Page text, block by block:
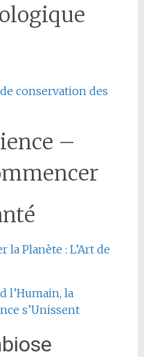
conservation des
–
Planète : L’Art de
l’Humain, la
s’Unissent